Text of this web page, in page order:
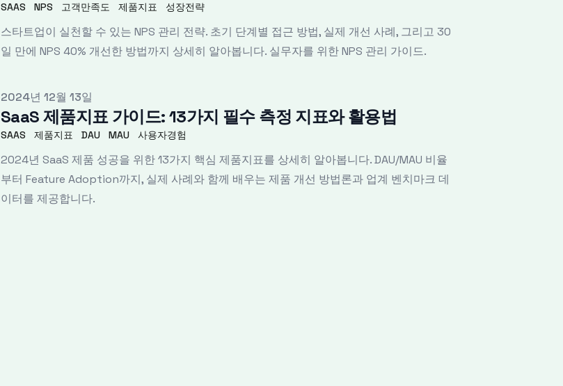
SAAS NPS 고객만족도 제품지표 성장전략
스타트업이 실천할 수 있는 NPS 관리 전략. 초기 단계별 접근 방법, 실제 개선 사례, 그리고 30
일 만에 NPS 40% 개선한 방법까지 상세히 알아봅니다. 실무자를 위한 NPS 관리 가이드.
Published on
2024년 12월 13일
SaaS 제품지표 가이드: 13가지 필수 측정 지표와 활용법
SAAS 제품지표 DAU MAU 사용자경험
2024년 SaaS 제품 성공을 위한 13가지 핵심 제품지표를 상세히 알아봅니다. DAU/MAU 비율
부터 Feature Adoption까지, 실제 사례와 함께 배우는 제품 개선 방법론과 업계 벤치마크 데
이터를 제공합니다.